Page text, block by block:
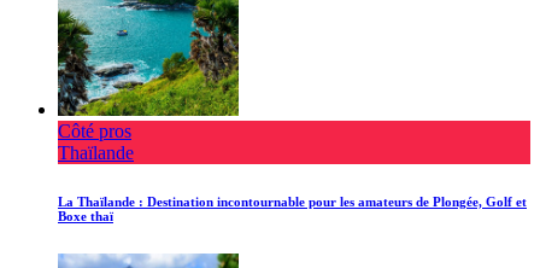
Côté pros
Thaïlande
La Thaïlande : Destination incontournable pour les amateurs de Plongée, Golf et
Boxe thaï